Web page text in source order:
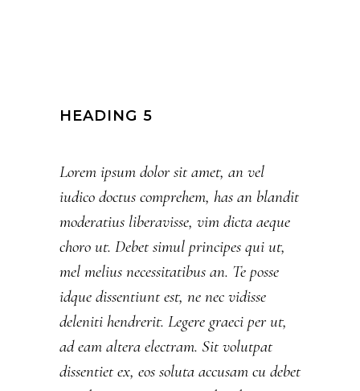
HEADING 5
Lorem ipsum dolor sit amet, an vel
iudico doctus comprehem, has an blandit
moderatius liberavisse, vim dicta aeque
choro ut. Debet simul principes qui ut,
mel melius necessitatibus an. Te posse
idque dissentiunt est, ne nec vidisse
deleniti hendrerit. Legere graeci per ut,
ad eam altera electram. Sit volutpat
dissentiet ex, eos soluta accusam cu debet